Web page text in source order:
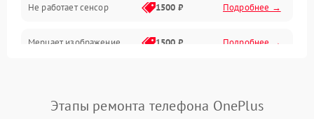
Не работает сенсор 1500 ₽ Подробнее →
Мерцает изображение 1500 ₽ Подробнее →
Не работает Face ID 4000 ₽ Подробнее →
Этапы ремонта телефона OnePlus